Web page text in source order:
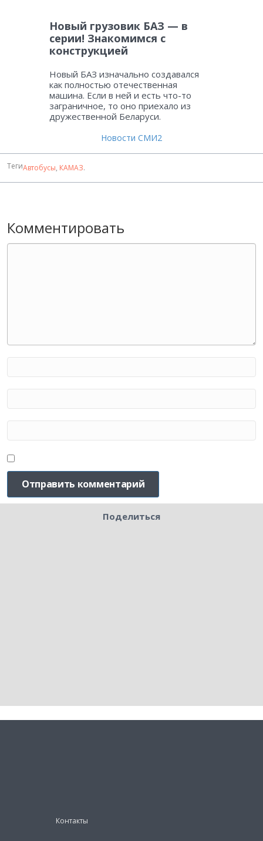
Новый грузовик БАЗ — в
серии! Знакомимся с
конструкцией
Новый БАЗ изначально создавался
как полностью отечественная
машина. Если в ней и есть что-то
заграничное, то оно приехало из
дружественной Беларуси.
Новости СМИ2
ТегиАвтобусы, КАМАЗ.
Комментировать
Поделиться
Контакты